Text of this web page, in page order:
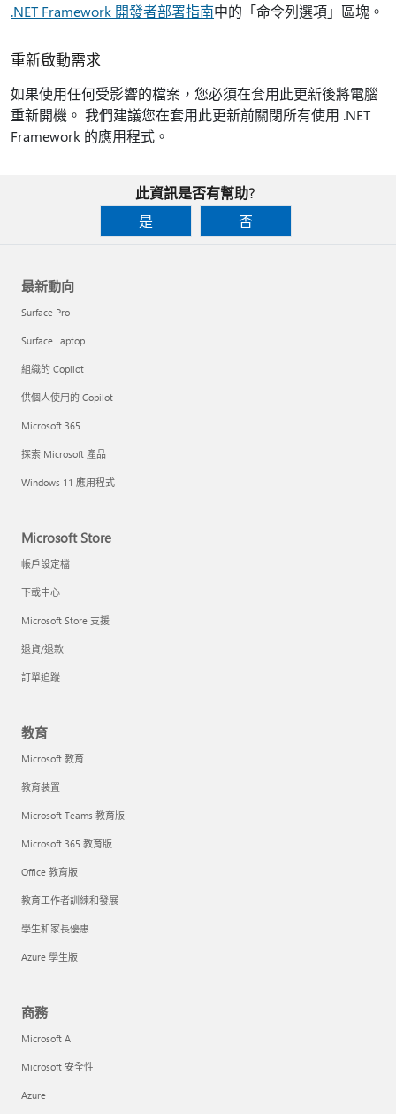
.NET Framework 開發者部署指南中的「命令列選項」區塊。
重新啟動需求
如果使用任何受影響的檔案，您必須在套用此更新後將電腦
重新開機。 我們建議您在套用此更新前關閉所有使用 .NET
Framework 的應用程式。
此資訊是否有幫助?
是
否
最新動向
Surface Pro
Surface Laptop
組織的 Copilot
供個人使用的 Copilot
Microsoft 365
探索 Microsoft 產品
Windows 11 應用程式
Microsoft Store
帳戶設定檔
下載中心
Microsoft Store 支援
退貨/退款
訂單追蹤
教育
Microsoft 教育
教育裝置
Microsoft Teams 教育版
Microsoft 365 教育版
Office 教育版
教育工作者訓練和發展
學生和家長優惠
Azure 學生版
商務
Microsoft AI
Microsoft 安全性
Azure